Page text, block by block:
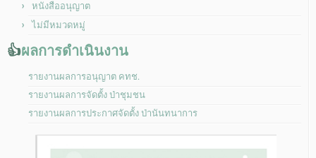
หนังสืออนุญาต
ไม่มีหมวดหมู่
👍ผลการดำเนินงาน
รายงานผลการอนุญาต คทช.
รายงานผลการจัดตั้ง ป่าชุมชน
รายงานผลการประกาศจัดตั้ง ป่านันทนาการ